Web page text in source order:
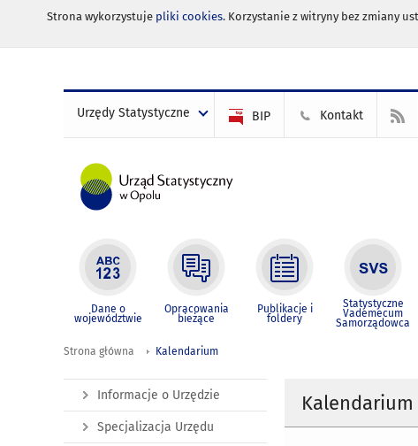
Strona wykorzystuje pliki cookies. Korzystanie z witryny bez zmiany
Urzędy Statystyczne BIP Kontakt
Dane o
województwie
Opracowania
bieżące
Publikacje i
foldery
Statystyczne
Vademecum
Samorządowca
Strona główna Kalendarium
Kalendarium
Informacje o Urzędzie
Specjalizacja Urzędu